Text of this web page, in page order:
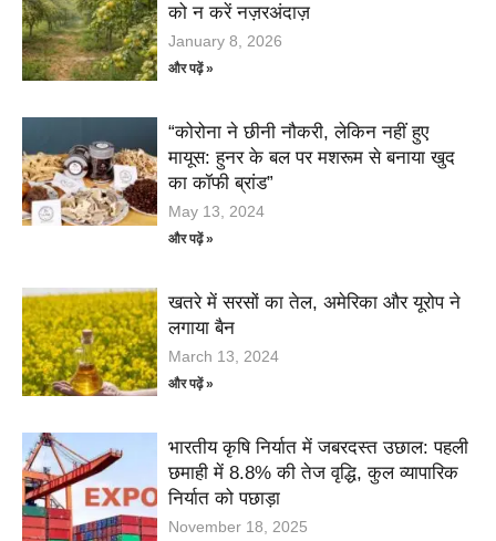
को न करें नज़रअंदाज़
January 8, 2026
और पढ़ें »
“कोरोना ने छीनी नौकरी, लेकिन नहीं हुए
मायूस: हुनर के बल पर मशरूम से बनाया खुद
का कॉफी ब्रांड”
May 13, 2024
और पढ़ें »
खतरे में सरसों का तेल, अमेरिका और यूरोप ने
लगाया बैन
March 13, 2024
और पढ़ें »
भारतीय कृषि निर्यात में जबरदस्त उछाल: पहली
छमाही में 8.8% की तेज वृद्धि, कुल व्यापारिक
निर्यात को पछाड़ा
November 18, 2025